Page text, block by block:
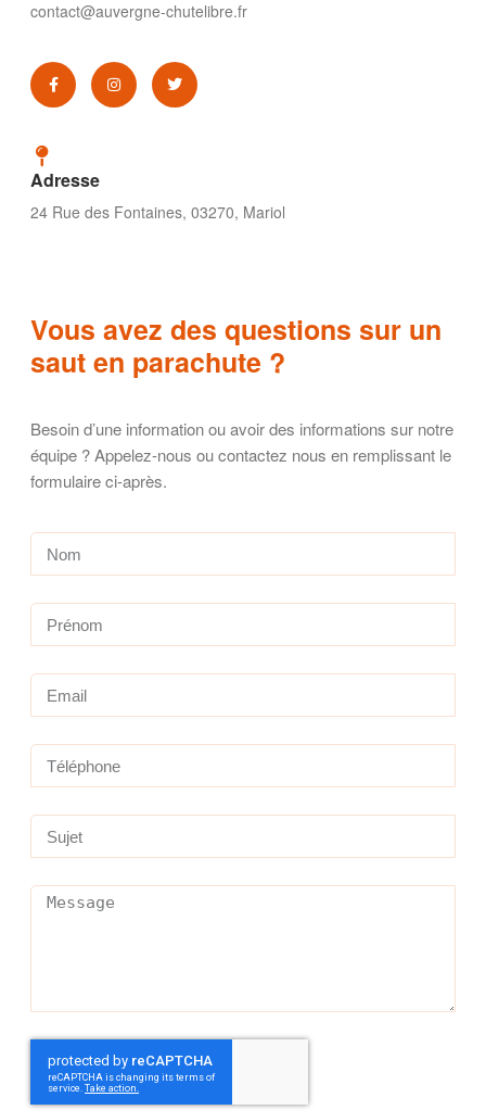
contact@auvergne-chutelibre.fr
Adresse
24 Rue des Fontaines, 03270, Mariol
Vous avez des questions sur un
saut en parachute ?
Besoin d’une information ou avoir des informations sur notre
équipe ? Appelez-nous ou contactez nous en remplissant le
formulaire ci-après.